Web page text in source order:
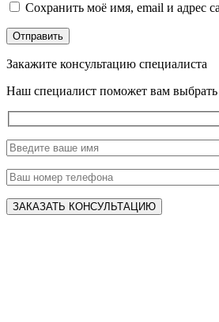
Сохранить моё имя, email и адрес
Закажите консультацию специалиста
Наш специалист поможет вам